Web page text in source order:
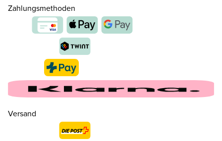
36 ( 3½ ) CHF 220.00
Zahlungsmethoden
Versand